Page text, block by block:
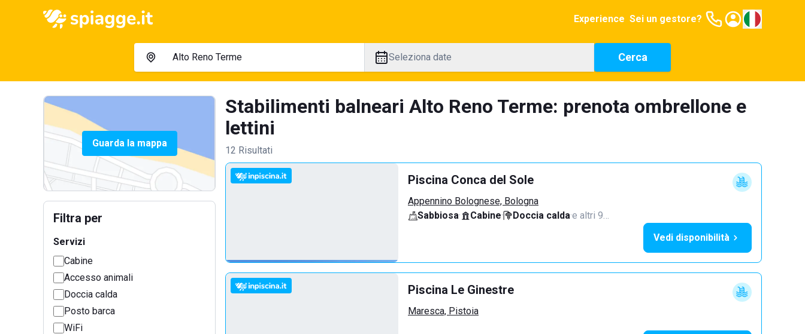
Experience Sei un gestore?
Seleziona date Cerca
Guarda la mappa
Filtra per
Servizi
Cabine
Accesso animali
Doccia calda
Posto barca
WiFi
Stabilimenti balneari Alto Reno Terme: prenota ombrellone e
lettini
12 Risultati
Piscina Conca del Sole
Appennino Bolognese, Bologna
Sabbiosa· Cabine· Doccia calda·e altri 9…
Vedi disponibilità
Piscina Le Ginestre
Maresca, Pistoia